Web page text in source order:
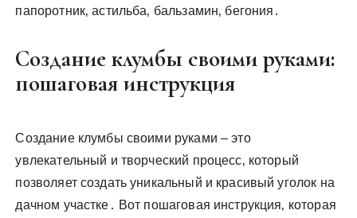
папоротник‚ астильба‚ бальзамин‚ бегония․
Создание клумбы своими руками:
пошаговая инструкция
Создание клумбы своими руками – это
увлекательный и творческий процесс‚ который
позволяет создать уникальный и красивый уголок на
дачном участке․ Вот пошаговая инструкция‚ которая